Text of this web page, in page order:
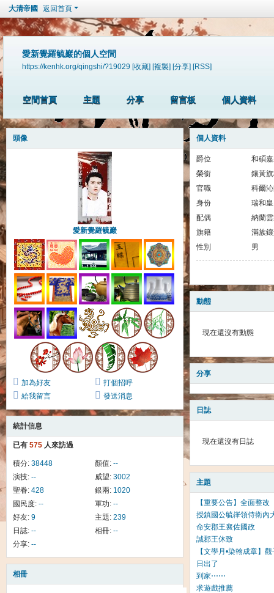
大清帝國 返回首頁
愛新覺羅毓巖的個人空間
https://kenhk.org/qingshi/?19029 [收藏] [複製] [分享] [RSS]
空間首頁 主題 分享 留言板 個人資料
頭像
愛新覺羅毓巖
加為好友
打個招呼
給我留言
發送消息
統計信息
已有 575 人來訪過
積分: 38448 顏值: --
演技: -- 威望: 3002
聖眷: 428 銀兩: 1020
國民度: -- 軍功: --
好友: 9 主題: 239
日誌: -- 相冊: --
分享: --
相冊
個人資料
爵位
和碩
榮銜
鑲黃
官職
科爾
身份
瑞和
配偶
納蘭
旗籍
滿族
性別
男
動態
現在還沒有動態
分享
日誌
現在還沒有日誌
主題
【重要公告】全面整改
授鎮國公毓嵂領侍衛內
命安郡王襄佐國政
誠郡王休致
【文學月•染翰成章】
日出了
到家⋯⋯
求遊戲推薦